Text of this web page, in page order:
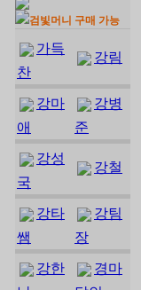
검빛머니 구매 가능
가득
찬
강림
강마
애
강병
준
강성
국
강철
강타
쌤
강팀
장
강한
경마